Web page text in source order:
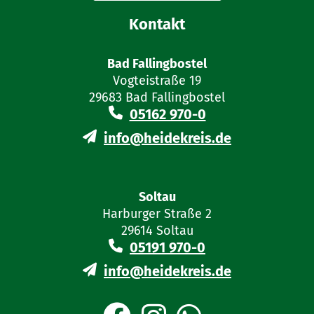
Kontakt
Bad Fallingbostel
Vogteistraße 19
29683 Bad Fallingbostel
05162 970-0
info@heidekreis.de
Soltau
Harburger Straße 2
29614 Soltau
05191 970-0
info@heidekreis.de